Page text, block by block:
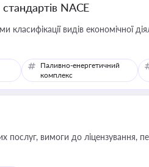
NACE
класифікації видів економічної
Паливно-енергетичний
комплекс
вимоги до ліцензування,